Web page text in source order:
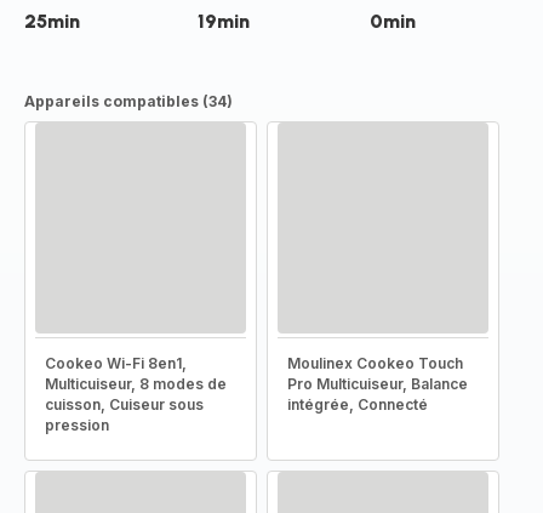
25min 19min 0min
Appareils compatibles (34)
Cookeo Wi-Fi 8en1,
Multicuiseur, 8 modes de
cuisson, Cuiseur sous
pression
Moulinex Cookeo Touch
Pro Multicuiseur, Balance
intégrée, Connecté